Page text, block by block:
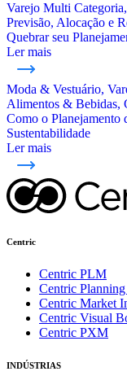
Varejo Multi
Previsão, Alocação e
Quebrar seu
Ler mais
Moda & Vestuário,
Alimentos & Bebidas,
Como o Planejamento
Sustentabilidade
Ler mais
Centric
Centric PLM
Centric
Centric Market
Centric Visual
Centric PXM
INDÚSTRIAS